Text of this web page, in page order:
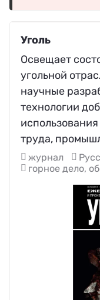
Уголь
Освещает
угольной
научные
технологии
труда,
журнал
горное дело,